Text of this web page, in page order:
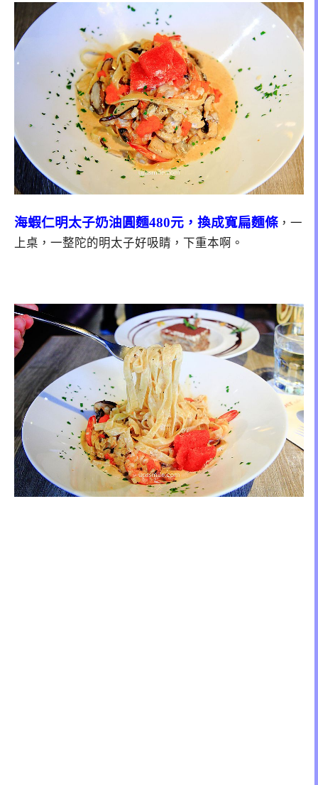
海蝦仁明太子奶油圓麵480元，換成寬扁麵條 ，一
上桌，一整陀的明太子好吸睛，下重本啊。